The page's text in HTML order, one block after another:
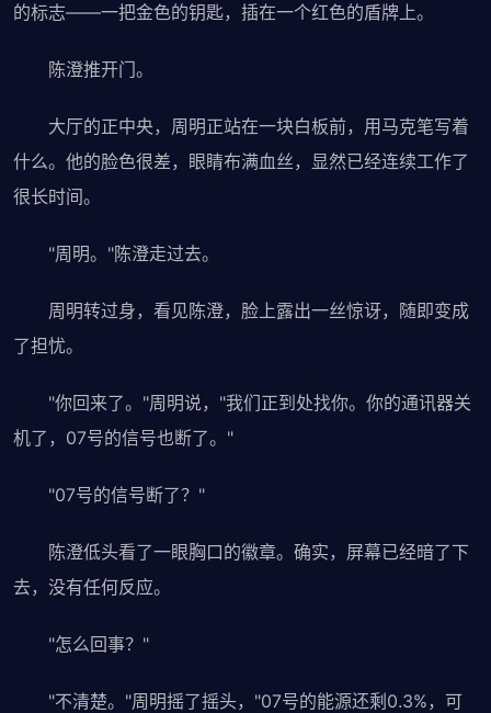
的标志——一把金色的钥匙，插在一个红色的盾牌上。
陈澄推开门。
大厅的正中央，周明正站在一块白板前，用马克笔写着
什么。他的脸色很差，眼睛布满血丝，显然已经连续工作了
很长时间。
"周明。"陈澄走过去。
周明转过身，看见陈澄，脸上露出一丝惊讶，随即变成
了担忧。
"你回来了。"周明说，"我们正到处找你。你的通讯器关
机了，07号的信号也断了。"
"07号的信号断了？"
陈澄低头看了一眼胸口的徽章。确实，屏幕已经暗了下
去，没有任何反应。
"怎么回事？"
"不清楚。"周明摇了摇头，"07号的能源还剩0.3%，可